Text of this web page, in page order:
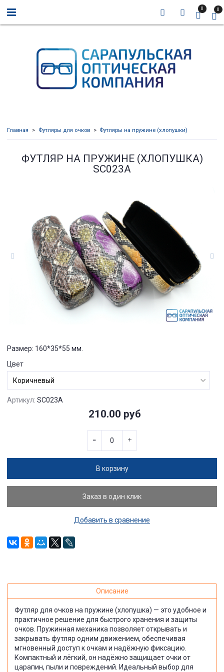
0 0
Главная Футляры для очков Футляры на пружине (хлопушки)
ФУТЛЯР НА ПРУЖИНЕ (ХЛОПУШКА)
SC023A
Размер: 160*35*55 мм.
Цвет
Артикул: SC023A
210.00 руб
В корзину
Заказ в один клик
Добавить в сравнение
Описание
Футляр для очков на пружине (хлопушка) — это удобное и
практичное решение для быстрого хранения и защиты
очков. Пружинная механика позволяет открывать и
закрывать футляр одним движением, обеспечивая
мгновенный доступ к очкам и надёжную фиксацию.
Компактный и лёгкий, он надёжно защищает очки от
царапин, пыли и повреждений. Идеальный выбор для